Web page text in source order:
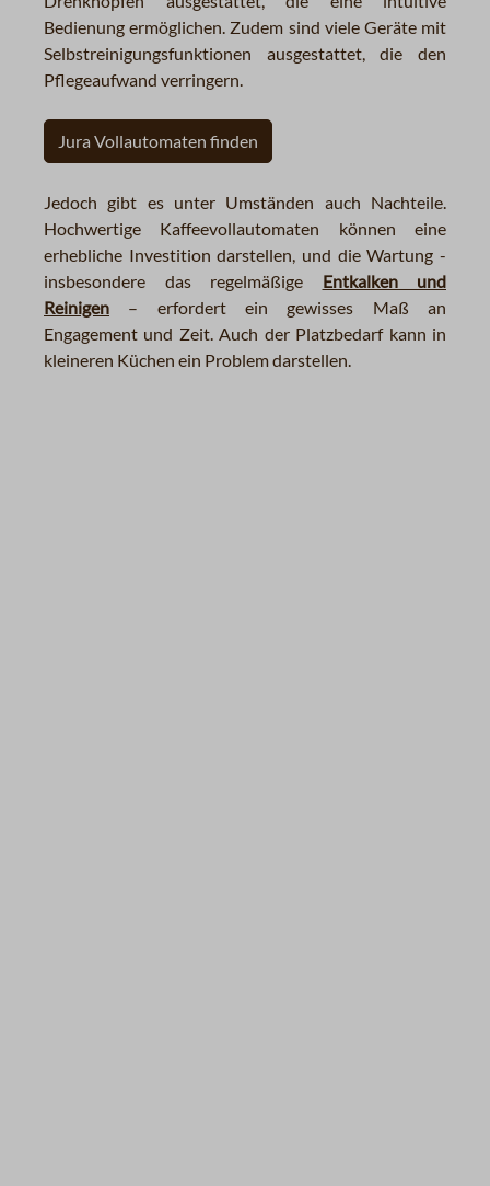
Bedienung ermöglichen. Zudem sind viele Geräte mit
Selbstreinigungsfunktionen ausgestattet, die den
Pflegeaufwand verringern.
Jura Vollautomaten finden
Jedoch gibt es unter Umständen auch Nachteile.
Hochwertige Kaffeevollautomaten können eine
erhebliche Investition darstellen, und die Wartung -
insbesondere das regelmäßige Entkalken und
Reinigen – erfordert ein gewisses Maß an
Engagement und Zeit. Auch der Platzbedarf kann in
kleineren Küchen ein Problem darstellen.